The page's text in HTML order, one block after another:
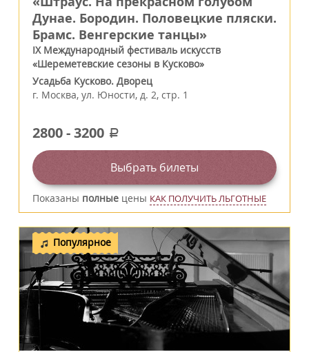
Дунае. Бородин. Половецкие пляски.
Брамс. Венгерские танцы»
IX Международный фестиваль искусств
«Шереметевские сезоны в Кусково»
Усадьба Кусково. Дворец
г. Москва, ул. Юности, д. 2, стр. 1
2800-3200 a
Выбрать билеты
Показаны полные цены КАК ПОЛУЧИТЬ ЛЬГОТНЫЕ
Популярное